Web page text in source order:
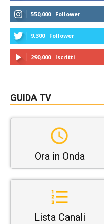
550,000 Follower
9,300 Follower
290,000 Iscritti
GUIDA TV
Ora in Onda
Lista Canali